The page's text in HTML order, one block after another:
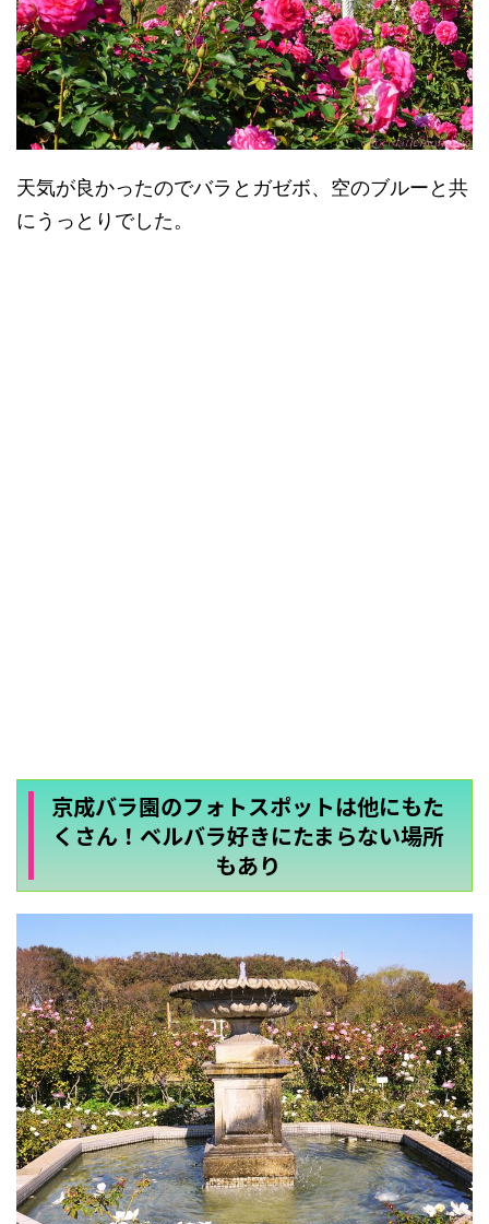
天気が良かったのでバラとガゼボ、空のブルーと共
にうっとりでした。
京成バラ園のフォトスポットは他にもた
くさん！ベルバラ好きにたまらない場所
もあり